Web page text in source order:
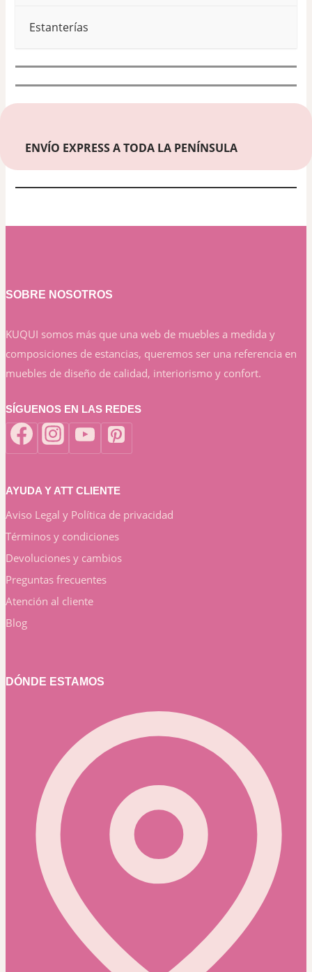
Estanterías
ENVÍO EXPRESS A TODA LA PENÍNSULA
SOBRE NOSOTROS
KUQUI somos más que una web de muebles a medida y
composiciones de estancias, queremos ser una referencia en
muebles de diseño de calidad, interiorismo y confort.
SÍGUENOS EN LAS REDES
AYUDA Y ATT CLIENTE
Aviso Legal y Política de privacidad
Términos y condiciones
Devoluciones y cambios
Preguntas frecuentes
Atención al cliente
Blog
DÓNDE ESTAMOS